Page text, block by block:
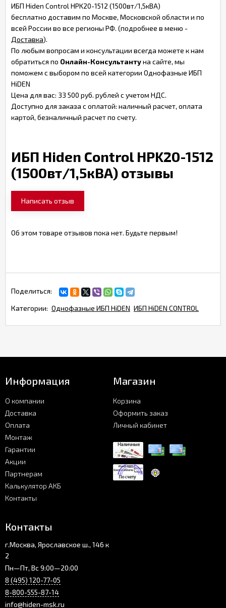
ИБП Hiden Control HPK20-1512 (1500вт/1,5кВА)
бесплатно доставим по Москве, Московской области и по
всей России во все регионы РФ. (подробнее в меню -
Доставка).
По любым вопросам и консультации всегда можете к нам
обратиться по Онлайн-Консультантуна сайте, мы
поможем с выбором по всей категории Однофазные ИБП
HiDEN
Цена для вас: 33 500 руб. рублей с учетом НДС.
Доступно для заказа с оплатой: наличный расчет, оплата
картой, безналичный расчет по счету.
ИБП Hiden Control HPK20-1512
(1500вт/1,5кВА) отзывы
Написать отзыв
Об этом товаре отзывов пока нет. Будьте первым!
Поделиться:
Категории: Однофазные ИБП HiDEN ИБП HiDEN CONTROL
Информация
О компании
Доставка
Оплата
Монтаж
Гарантии
Акции
Партнерам
Калькулятор АКБ
Контакты
Магазин
Корзина
Оформить заказ
Личный кабинет
Контакты
г.Москва, Ярославское ш., 146 к
2
Пн—Пт, Вс 9:00—20:00
8 (495) 120-77-05
8-800-555-87-14
info@hiden-msk.ru